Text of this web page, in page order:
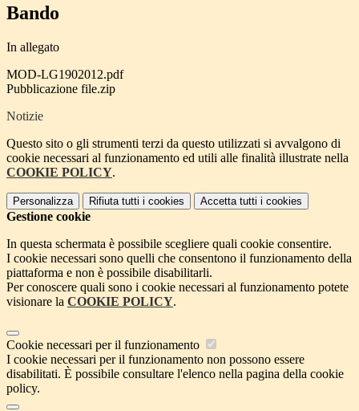
Bando
In allegato
MOD-LG1902012.pdf
Pubblicazione file.zip
Notizie
Questo sito o gli strumenti terzi da questo utilizzati si avvalgono di
cookie necessari al funzionamento ed utili alle finalità illustrate nella
COOKIE POLICY.
Personalizza Rifiuta tutti i cookies Accetta tutti i cookies
Gestione cookie
In questa schermata è possibile scegliere quali cookie consentire.
I cookie necessari sono quelli che consentono il funzionamento della
piattaforma e non è possibile disabilitarli.
Per conoscere quali sono i cookie necessari al funzionamento potete
visionare la COOKIE POLICY.
Cookie necessari per il funzionamento
I cookie necessari per il funzionamento non possono essere
disabilitati. È possibile consultare l'elenco nella pagina della cookie
policy.